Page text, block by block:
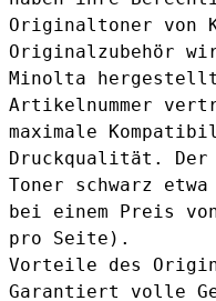
Originaltoner von
Originalzubehör
Minolta
Artikelnummer
maximale
Druckqualität. Der
Toner schwarz
bei einem Preis
pro Seite).
Vorteile des
Garantiert volle